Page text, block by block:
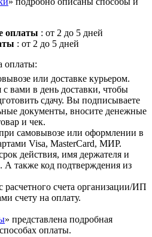
оплаты : от 2 до 5 дней
: от 2 до 5 дней
оплаты:
или доставке курьером.
вами в день доставки, чтобы
сдачу. Вы подписываете
документы, вносите денежные
и чек.
самовывозе или оформлении в
Visa, MasterCard, МИР.
действия, имя держателя и
также код подтверждения из
расчетного счета организации/ИП
счету на оплату.
» представлена подробная
оплаты.